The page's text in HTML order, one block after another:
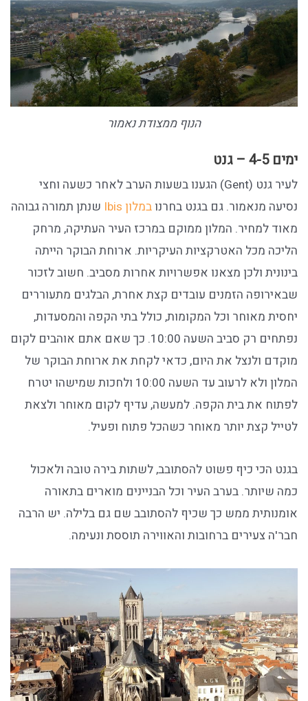
הנוף ממצודת נאמור
ימים 4-5 – גנט
לעיר גנט (Gent) הגענו בשעות הערב לאחר כשעה וחצי
נסיעה מנאמור. גם בגנט בחרנובמלון Ibis
שנתן תמורה גבוהה
מאוד למחיר. המלון ממוקם במרכז העיר העתיקה, מרחק
הליכה מכל האטרקציות העיקריות. ארוחת הבוקר הייתה
בינונית ולכן מצאנו אפשרויות אחרות מסביב. חשוב לזכור
שבאירופה הזמנים עובדים קצת אחרת, הבלגים מתעוררים
יחסית מאוחר וכל המקומות, כולל בתי הקפה והמסעדות,
נפתחים רק סביב השעה 10:00. כך שאם אתם אוהבים לקום
מוקדם ולנצל את היום, כדאי לקחת את ארוחת הבוקר של
המלון ולא לרעוב עד השעה 10:00 ולחכות שמישהו יטרח
לפתוח את בית הקפה. למעשה, עדיף לקום מאוחר ולצאת
לטייל קצת יותר מאוחר כשהכל פתוח ופעיל.
בגנט הכי כיף פשוט להסתובב, לשתות בירה טובה ולאכול
כמה שיותר. בערב העיר וכל הבניינים מוארים בתאורה
אומנותית ממש כך שכיף להסתובב שם גם בלילה. יש הרבה
חבר'ה צעירים ברחובות והאווירה תוססת ונעימה.